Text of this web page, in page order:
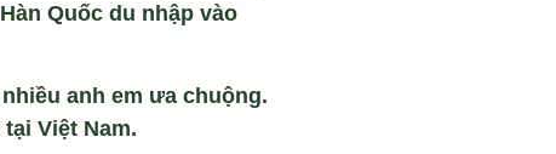
Quốc du nhập vào
anh em ưa chuộng.
Việt Nam.